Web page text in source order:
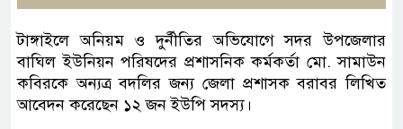
টাঙ্গাইলে অনিয়ম ও দুর্নীতির অভিযোগে সদর উপজেলার
বাঘিল ইউনিয়ন পরিষদের প্রশাসনিক কর্মকর্তা মো. সামাউন
কবিরকে অন্যত্র বদলির জন্য জেলা প্রশাসক বরাবর লিখিত
আবেদন করেছেন ১২ জন ইউপি সদস্য।